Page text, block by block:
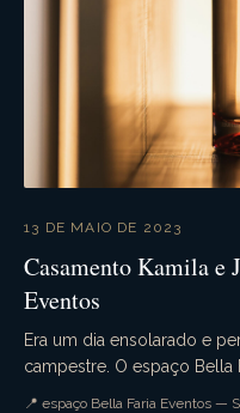
13 DE MAIO DE 2023
Casamento Kamila e
Eventos
Era um dia ensolarado e
campestre. O espaço Bella
📍 espaço Bella Faria Eventos —